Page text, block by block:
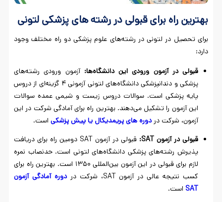
بهترین راه برای قبولی در رشته های پزشکی لتونی
برای تحصیل در لتونی در رشته‌های علوم پزشکی دو راه مختلف وجود
دارد:
قبولی در آزمون ورودی این دانشگاه‌ها: آزمون ورودی رشته‌های
پزشکی و دندانپزشکی دانشگاه‌های لتونی آزمونی ۴ گزینه‌ای از دروس
پایه پزشکی است. سوالات دروس زیست و شیمی عمده سوالات
این آزمون را تشکیل می‌دهند. بهترین راه برای آمادگی شرکت در این
آزمون، شرکت در دوره های پریمدیکال یا پیش پزشکی است.
قبولی در آزمون SAT
:
قبولی در آزمون SAT دومین راه برای دریافت
پذیرش رشته‌های پزشکی دانشگاه‌های لتونی است. حدنصاب نمره
لازم برای قبولی در این آزمون بین‌المللی ۱۳۵۰ است. بهترین راه برای
کسب نتیجه عالی در آزمون SAT، شرکت در
دوره آمادگی آزمون
SAT است.